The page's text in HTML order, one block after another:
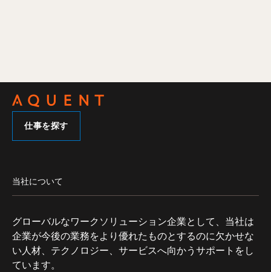
仕事を探す
当社について
グローバルなワークソリューション企業として、当社は
企業が今後の業務をより優れたものとするのに欠かせな
い人材、テクノロジー、サービスへ向かうサポートをし
ています。